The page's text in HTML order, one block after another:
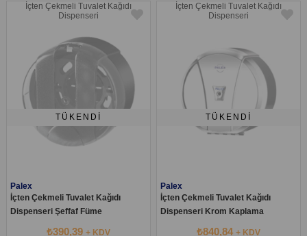
İçten Çekmeli Tuvalet Kağıdı
Dispenseri
TÜKENDI
Palex
İçten Çekmeli Tuvalet Kağıdı
Dispenseri Şeffaf Füme
₺390,39 + KDV
İçten Çekmeli Tuvalet Kağıdı
Dispenseri
TÜKENDI
Palex
İçten Çekmeli Tuvalet Kağıdı
Dispenseri Krom Kaplama
₺840,84+ KDV